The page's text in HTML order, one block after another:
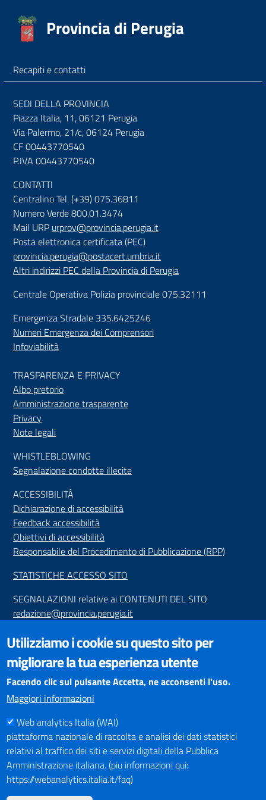
Provincia di Perugia
Recapiti e contatti
SEDI DELLA PROVINCIA
Piazza Italia, 11, 06121 Perugia
Via Palermo, 21/c, 06124 Perugia
CF 00443770540
P.IVA 00443770540
CONTATTI
Centralino Tel. (+39) 075.36811
Numero Verde 800.01.3474
Mail URP urprov@provincia.perugia.it
Posta elettronica certificata (PEC)
provincia.perugia@postacert.umbria.it
Altri indirizzi PEC della Provincia di Perugia
Centrale Operativa Polizia provinciale 075.32111
Emergenza Stradale 335.6425246
Numeri Emergenza dei Comprensori
Infoviabilità
TRASPARENZA E PRIVACY
Albo pretorio
Amministrazione trasparente
Privacy
Note legali
WHISTLEBLOWING
Segnalazione condotte illecite
ACCESSIBILITÀ
Dichiarazione di accessibilità
Feedback accessibilità
Obiettivi di accessibilità
Responsabile del Procedimento di Pubblicazione (RPP)
STATISTICHE ACCESSO SITO
SEGNALAZIONI relative ai CONTENUTI DEL SITO
redazione@provincia.perugia.it
VISUALIZZAZIONE CONTENUTI
Il sito internet della Provincia di Perugia è ottimizzato per
essere visualizzato dai principali browser aggiornati. L'uso di
browser non aggiornati può creare problemi di visualizzazione
dei contenuti.
PAGAMENTI
SOCIAL NETWORKS
Utilizziamo i cookie su questo sito per
migliorare la tua esperienza utente
Facendo clic sul pulsante Accetta, ne acconsenti l'uso.
Maggiori informazioni
Web analytics Italia (WAI)
piattaforma nazionale di raccolta e analisi dei dati statistici
relativi al traffico dei siti e servizi digitali della Pubblica
Amministrazione italiana. (piu informazioni qui:
https://webanalytics.italia.it/faq)